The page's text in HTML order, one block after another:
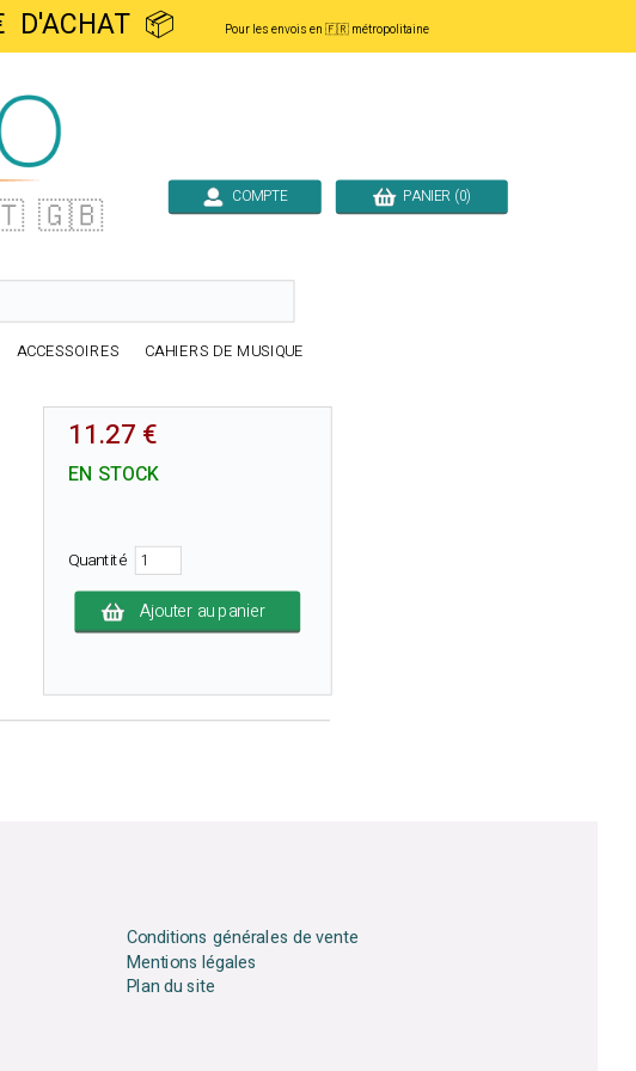
€ D'ACHAT 📦 Pour les envois en 🇫🇷 métropolitaine
🇬🇧 COMPTE PANIER (0)
ACCESSOIRES CAHIERS DE MUSIQUE
11.27 €
EN STOCK
Quantité
Ajouter au panier
Conditions générales de vente
Mentions légales
Plan du site